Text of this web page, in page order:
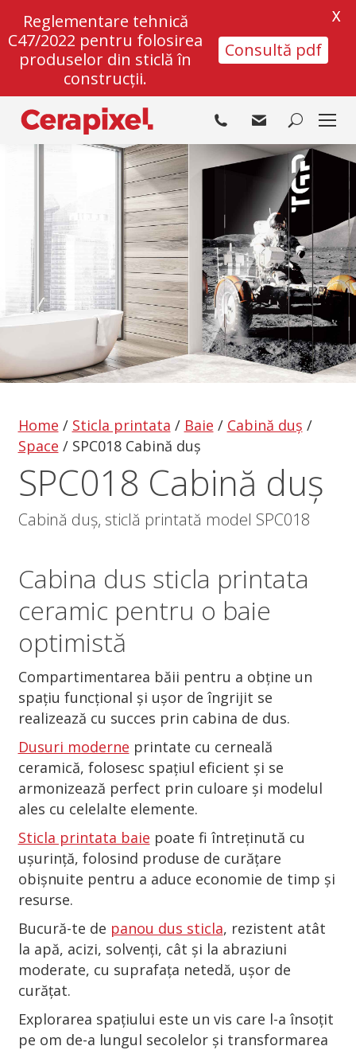
Search:
Home / Sticla printata / Baie / Cabină duș /
Space / SPC018 Cabină duș
SPC018 Cabină duș
Cabină duș, sticlă printată model SPC018
Cabina dus sticla printata
ceramic pentru o baie
optimistă
Compartimentarea băii pentru a obține un
spațiu funcțional și ușor de îngrijit se
realizează cu succes prin cabina de dus.
Dusuri moderne printate cu cerneală
ceramică, folosesc spațiul eficient și se
armonizează perfect prin culoare și modelul
ales cu celelalte elemente.
Sticla printata baie poate fi întreținută cu
ușurință, folosind produse de curățare
obișnuite pentru a aduce economie de timp și
resurse.
Bucură-te de panou dus sticla, rezistent atât
la apă, acizi, solvenți, cât și la abraziuni
moderate, cu suprafața netedă, ușor de
curățat.
Explorarea spațiului este un vis care l-a însoțit
pe om de-a lungul secolelor și transformarea
Reglementare tehnică
C47/2022 pentru folosirea
produselor din sticlă în
construcții.
Consultă pdf
X